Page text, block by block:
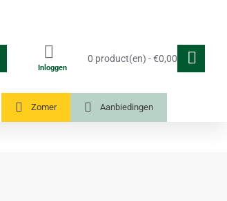
Inloggen
0 product(en) - €0,00
Zomer Aanbiedingen